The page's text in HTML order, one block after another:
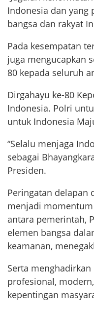
Indonesia dan yang
bangsa dan rakyat
Pada kesempatan
juga mengucapkan
80 kepada seluruh
Dirgahayu ke-80
Indonesia. Polri
untuk Indonesia
“Selalu menjaga
sebagai
Presiden.
Peringatan delapan
menjadi
antara pemerintah,
elemen bangsa
keamanan,
Serta
profesional,
kepentingan